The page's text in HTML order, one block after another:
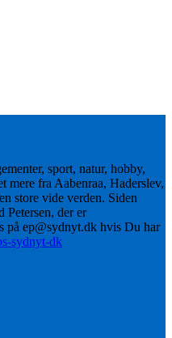
sport, natur, hobby,
mere fra Aabenraa, Haderslev,
store vide verden. Siden
Petersen, der er
på ep@sydnyt.dk hvis Du har
sydnyt-dk